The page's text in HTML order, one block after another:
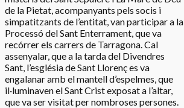
de la Pietat, acompanyants pels socis i
simpatitzants de l’entitat, van participar a la
Processó del Sant Enterrament, que va
recórrer els carrers de Tarragona. Cal
assenyalar, que a la tarda del Divendres
Sant, l’església de Sant Llorenç es va
engalanar amb el mantell d’espelmes, que
il·luminaven el Sant Crist exposat a l’altar,
que va ser visitat per nombroses persones.